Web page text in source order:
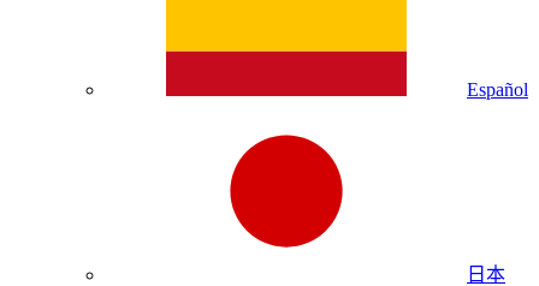
Español
日本